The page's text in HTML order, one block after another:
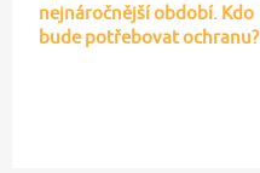
nejnáročnější období. Kdo
bude potřebovat ochranu?